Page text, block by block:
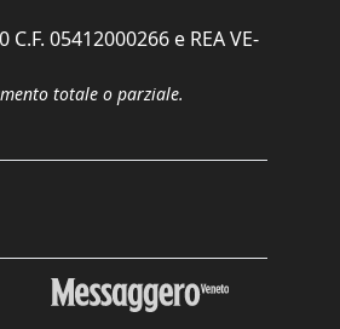
05412000266 e REA VE-
totale o parziale.